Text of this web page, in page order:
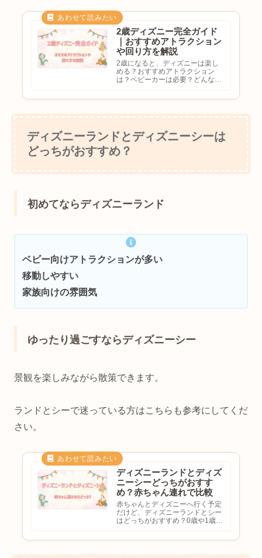
り、キャラクターに興味を持ち始
め...
2歳ディズニー完全ガイド
｜おすすめアトラクション
や回り方を解説
2歳になると、ディズニーは楽し
める？おすすめアトラクション
は？ベビーカーは必要？どんな回
ャラクターや乗り物への興味も強
くなります。そのため、0歳や1
ディズニーランドとディズニーシーは
どっちがおすすめ？
初めてならディズニーランド
ベビー向けアトラクションが多い
移動しやすい
家族向けの雰囲気
ゆったり過ごすならディズニーシー
景観を楽しみながら散策できます。
ランドとシーで迷っている方はこちらも参考にしてくだ
さい。
ディズニーランドとディズ
ニーシーどっちがおすす
め？赤ちゃん連れで比較
赤ちゃんとディズニーへ行く予定
だけど、ディズニーランドとシー
はどっちがおすすめ？0歳や1歳で
いでしょうか。東京ディズニーリ